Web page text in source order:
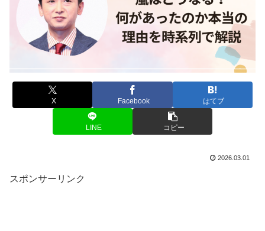
X Facebook はてブ
LINE コピー
2026.03.01
スポンサーリンク